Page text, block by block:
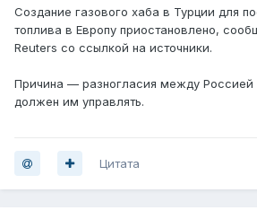
Создание газового хаба в Турции для
топлива в Европу приостановлено,
Reuters со ссылкой на источники.
Причина — разногласия между Россией
должен им управлять.
Цитата